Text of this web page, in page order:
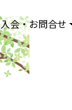
入会・お問合せ